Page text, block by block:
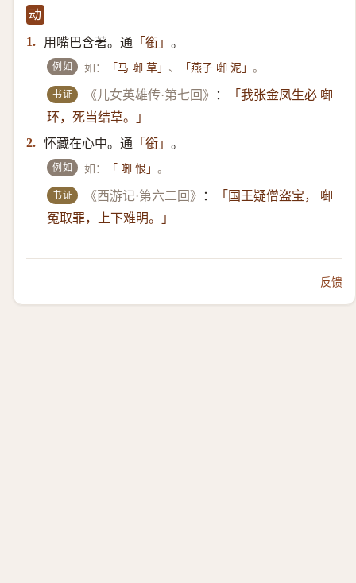
动
1.
用嘴巴含著。通 「銜」 。
例如 如： 「马 啣 草」 、 「燕子 啣 泥」。
书证 《儿女英雄传·第七回》 ：
「我张金凤生必 啣
环，死当结草。」
2. 怀藏在心中。通 「銜」 。
例如 如： 「 啣 恨」。
书证 《西游记·第六二回》 ：
「国王疑僧盗宝， 啣
冤取罪，上下难明。」
反馈